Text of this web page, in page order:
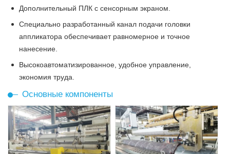
Дополнительный ПЛК с сенсорным экраном.
Специально разработанный канал подачи головки
аппликатора обеспечивает равномерное и точное
нанесение.
Высокоавтоматизированное, удобное управление,
экономия труда.
Основные компоненты